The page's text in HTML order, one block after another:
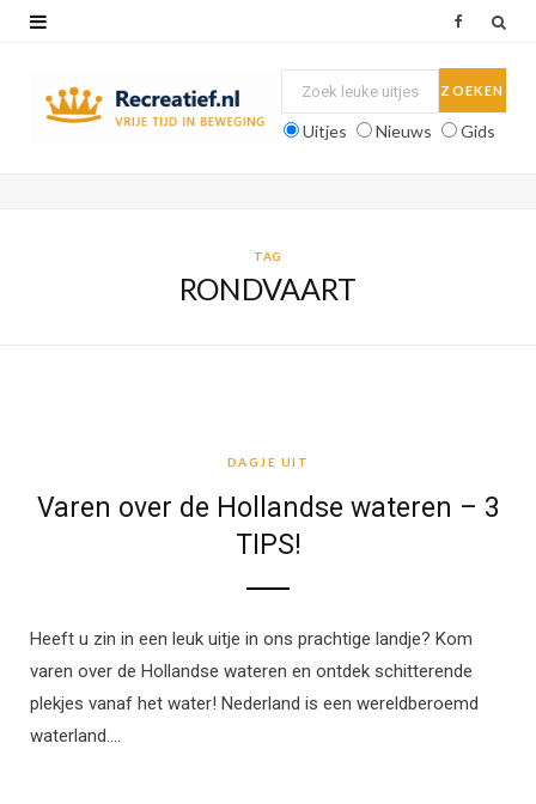
Uitjes Nieuws Gids
TAG
RONDVAART
DAGJE UIT
Varen over de Hollandse wateren – 3
TIPS!
Heeft u zin in een leuk uitje in ons prachtige landje? Kom
varen over de Hollandse wateren en ontdek schitterende
plekjes vanaf het water! Nederland is een wereldberoemd
waterland.…